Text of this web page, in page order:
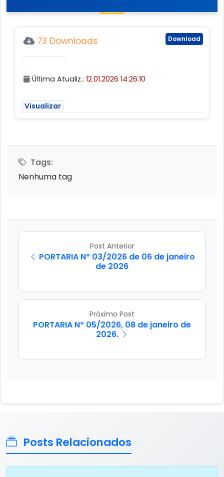
Download
73 Downloads
Última Atualiz.: 12.01.2026 14:26:10
Visualizar
Tags:
Nenhuma tag
Post Anterior
PORTARIA Nº 03/2026 de 06 de janeiro
de 2026
Próximo Post
PORTARIA Nº 05/2026, 08 de janeiro de
2026.
Posts Relacionados